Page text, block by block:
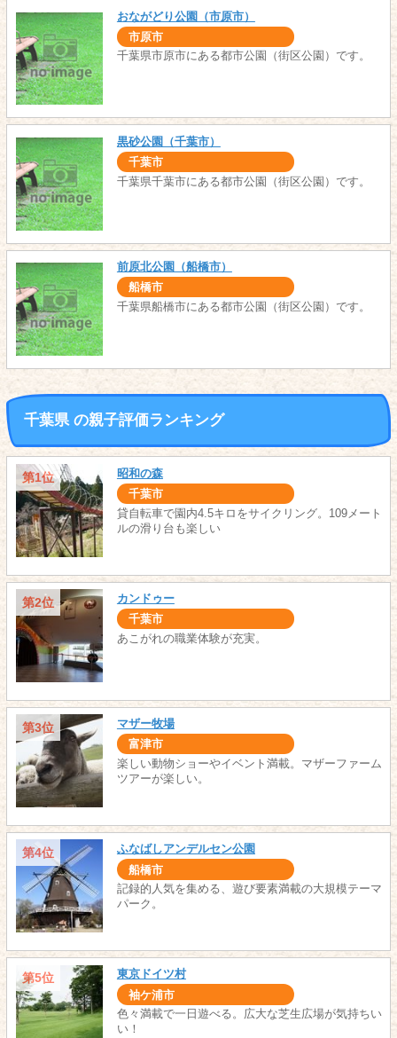
おながどり公園（市原市）
市原市
千葉県市原市にある都市公園（街区公園）です。
黒砂公園（千葉市）
千葉市
千葉県千葉市にある都市公園（街区公園）です。
前原北公園（船橋市）
船橋市
千葉県船橋市にある都市公園（街区公園）です。
千葉県 の親子評価ランキング
第1位 昭和の森
千葉市
貸自転車で園内4.5キロをサイクリング。109メート
ルの滑り台も楽しい
第2位 カンドゥー
千葉市
あこがれの職業体験が充実。
第3位 マザー牧場
富津市
楽しい動物ショーやイベント満載。マザーファーム
ツアーが楽しい。
第4位 ふなばしアンデルセン公園
船橋市
記録的人気を集める、遊び要素満載の大規模テーマ
パーク。
第5位 東京ドイツ村
袖ケ浦市
色々満載で一日遊べる。広大な芝生広場が気持ちい
い！